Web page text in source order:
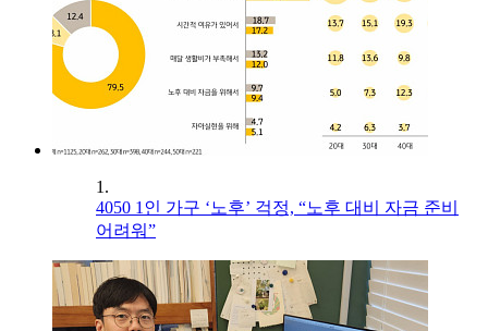
1.
4050 1인 가구 ‘노후’ 걱정, “노후 대비 자금 준비
어려워”